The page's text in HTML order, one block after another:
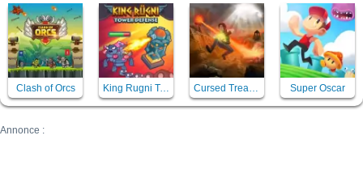
Clash of Orcs King Rugni Tower Defense Cursed Treasure Super Oscar